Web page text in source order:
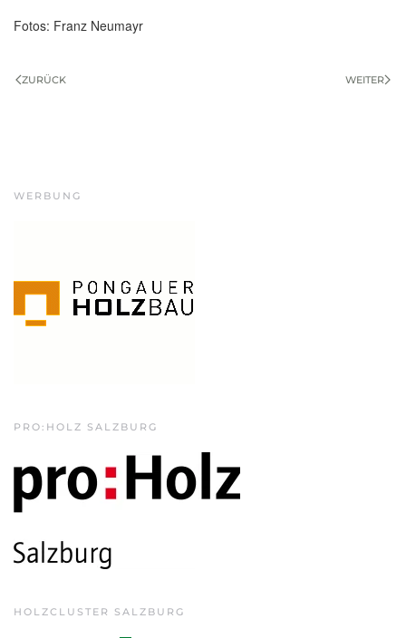
Fotos: Franz Neumayr
ZURÜCK WEITER
WERBUNG
PRO:HOLZ SALZBURG
HOLZCLUSTER SALZBURG